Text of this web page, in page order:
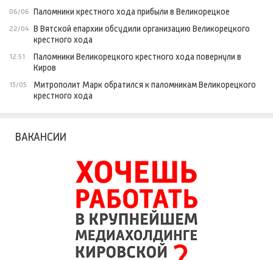
06/06 Паломники крестного хода прибыли в Великорецкое
22/04 В Вятской епархии обсудили организацию Великорецкого
крестного хода
12:51
Паломники Великорецкого крестного хода повернули в
Киров
13/05
Митрополит Марк обратился к паломникам Великорецкого
крестного хода
ВАКАНСИИ